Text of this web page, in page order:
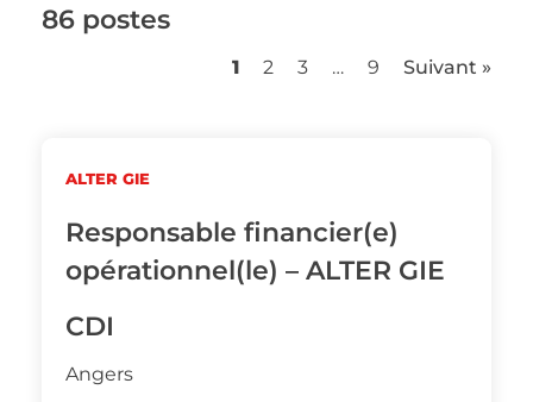
86 postes
1 2 3 … 9 Suivant »
ALTER GIE
Responsable financier(e)
opérationnel(le) – ALTER GIE
CDI
Angers